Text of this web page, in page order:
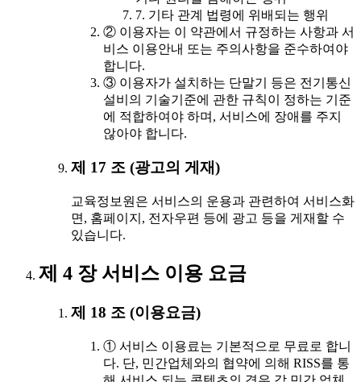
7. 기타 관계 법령에 위배되는 행위
② 이용자는 이 약관에서 규정하는 사항과 서
비스 이용안내 또는 주의사항을 준수하여야
합니다.
③ 이용자가 설치하는 단말기 등은 전기통신
설비의 기술기준에 관한 규칙이 정하는 기준
에 적합하여야 하며, 서비스에 장애를 주지
않아야 합니다.
제 17 조 (광고의 게재)
교육정보원은 서비스의 운용과 관련하여 서비스화
면, 홈페이지, 전자우편 등에 광고 등을 게재할 수
있습니다.
제 4 장 서비스 이용 요금
제 18 조 (이용요금)
① 서비스 이용료는 기본적으로 무료로 합니
다. 단, 민간업체와의 협약에 의해 RISS를 통